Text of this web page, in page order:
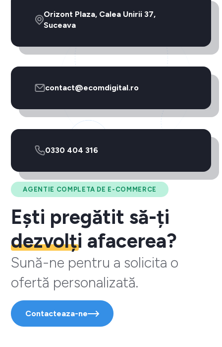
AGENTIE COMPLETA DE E-COMMERCE
Ești pregătit să-ți
dezvolți afacerea?
Sună-ne pentru a solicita o
ofertă personalizată.
Contacteaza-ne
Orizont Plaza, Calea Unirii 37,
Suceava
contact@ecomdigital.ro
0330 404 316